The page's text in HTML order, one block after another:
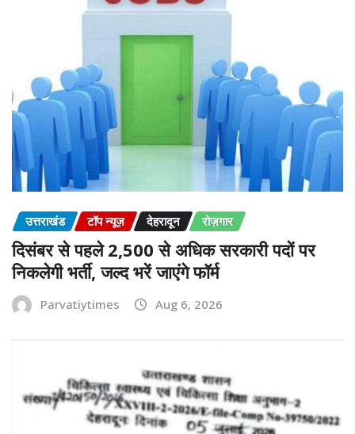
उत्तराखंड टॉप न्यूज़ देहरादून रोज़गार
दिसंबर से पहले 2,500 से अधिक सरकारी पदों पर
निकलेगी भर्ती, जल्द भरें जाएंगे फॉर्म
Parvatiytimes Aug 6, 2026